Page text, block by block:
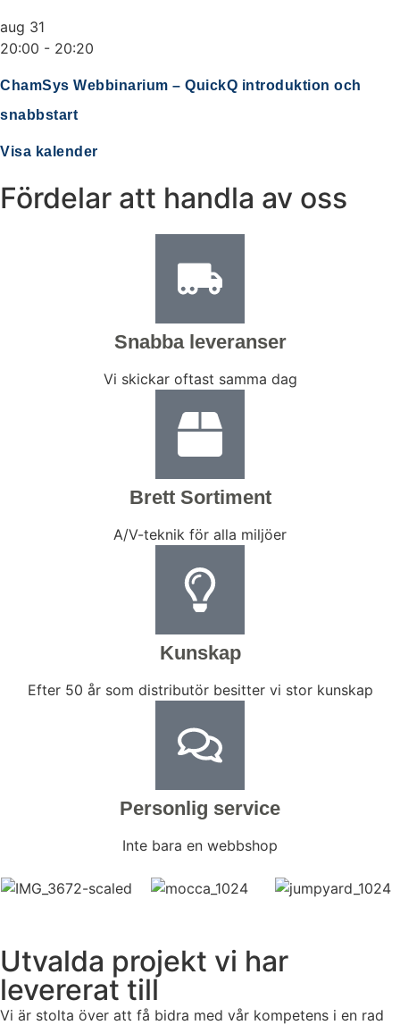
aug 31
20:00 - 20:20
ChamSys Webbinarium – QuickQ introduktion och
snabbstart
Visa kalender
Fördelar att handla av oss
Snabba leveranser
Vi skickar oftast samma dag
Brett Sortiment
A/V-teknik för alla miljöer
Kunskap
Efter 50 år som distributör besitter vi stor kunskap
Personlig service
Inte bara en webbshop
Utvalda projekt vi har
levererat till
Vi är stolta över att få bidra med vår kompetens i en rad